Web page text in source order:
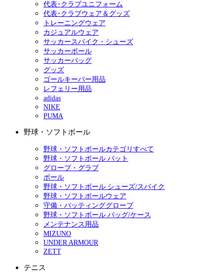
代表･クラブユニフォーム
代表･クラブウェア＆グッズ
トレーニングウェア
カジュアルウェア
サッカースパイク・シューズ
サッカーボール
サッカーバッグ
グッズ
ゴールキーパー用品
レフェリー用品
adidas
NIKE
PUMA
野球・ソフトボール
野球・ソフトボールカテゴリすべて
野球・ソフトボール バット
グローブ・グラブ
ボール
野球・ソフトボール シューズ/スパイク
野球・ソフトボールウェア
守備・バッティンググローブ
野球・ソフトボール バッグ/ケース
メンテナンス用品
MIZUNO
UNDER ARMOUR
ZETT
テニス